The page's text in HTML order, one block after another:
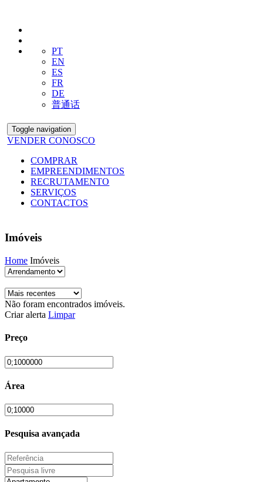
PT
EN
ES
FR
DE
普通话
Toggle navigation
VENDER CONOSCO
COMPRAR
EMPREENDIMENTOS
RECRUTAMENTO
SERVIÇOS
CONTACTOS
Imóveis
Home Imóveis
Não foram encontrados imóveis.
Criar alerta Limpar
Preço
Área
Pesquisa avançada